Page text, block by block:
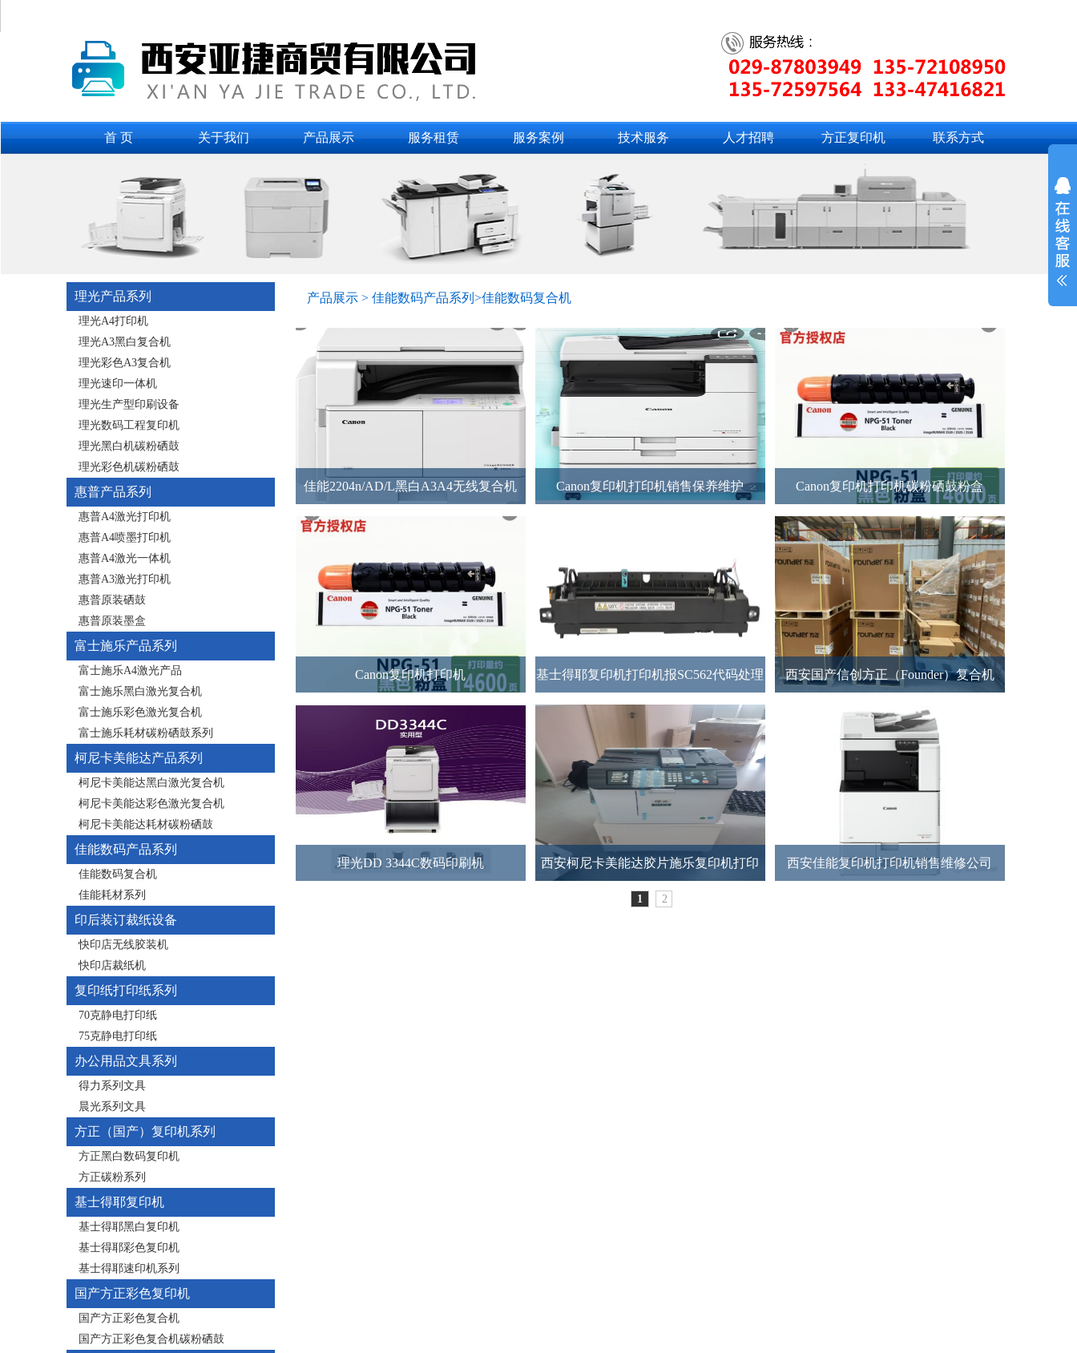
首 页 关于我们 产品展示 服务租赁 服务案例 技术服务 人才招聘 方正复印机 联系方式
理光产品系列
理光A4打印机
理光A3黑白复合机
理光彩色A3复合机
理光速印一体机
理光生产型印刷设备
理光数码工程复印机
理光黑白机碳粉硒鼓
理光彩色机碳粉硒鼓
惠普产品系列
惠普A4激光打印机
惠普A4喷墨打印机
惠普A4激光一体机
惠普A3激光打印机
惠普原装硒鼓
惠普原装墨盒
富士施乐产品系列
富士施乐A4激光产品
富士施乐黑白激光复合机
富士施乐彩色激光复合机
富士施乐耗材碳粉硒鼓系列
柯尼卡美能达产品系列
柯尼卡美能达黑白激光复合机
柯尼卡美能达彩色激光复合机
柯尼卡美能达耗材碳粉硒鼓
佳能数码产品系列
佳能数码复合机
佳能耗材系列
印后装订裁纸设备
快印店无线胶装机
快印店裁纸机
复印纸打印纸系列
70克静电打印纸
75克静电打印纸
办公用品文具系列
得力系列文具
晨光系列文具
方正（国产）复印机系列
方正黑白数码复印机
方正碳粉系列
基士得耶复印机
基士得耶黑白复印机
基士得耶彩色复印机
基士得耶速印机系列
国产方正彩色复印机
国产方正彩色复合机
国产方正彩色复合机碳粉硒鼓
产品展示 > 佳能数码产品系列>佳能数码复合机
佳能2204n/AD/L黑白A3A4无线复合机 Canon复印机打印机销售保养维护 Canon复印机打印机碳粉硒鼓粉盒
Canon复印机打印机 基士得耶复印机打印机报SC562代码处理 西安国产信创方正（Founder）复合机
理光DD 3344C数码印刷机 西安柯尼卡美能达胶片施乐复印机打印
机销售维修
西安佳能复印机打印机销售维修公司
1 2